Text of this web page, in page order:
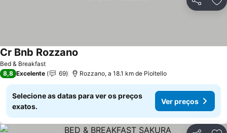
Partilhar
Bed & Breakfast
Cr Bnb Rozzano
8,8 Excelente 69 Rozzano, a 18.1 km de Pioltello
Selecione as datas para ver os preços
exatos.
Ver preços